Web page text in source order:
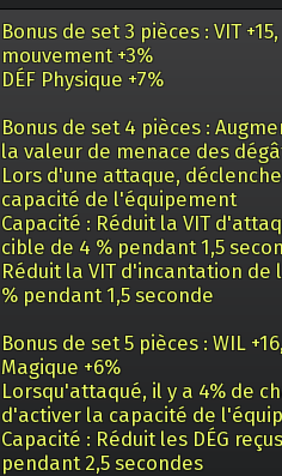
Bonus de set 3 pièces : VIT
mouvement +3%
DÉF Physique +7%
Bonus de set 4 pièces :
la valeur de menace des
Lors d'une attaque,
capacité de l'équipement
Capacité : Réduit la VIT
cible de 4 % pendant 1,5
Réduit la VIT d'incantation de
% pendant 1,5 seconde
Bonus de set 5 pièces : WIL
Magique +6%
Lorsqu'attaqué, il y a 4% de
d'activer la capacité de
Capacité : Réduit les DÉG
pendant 2,5 secondes